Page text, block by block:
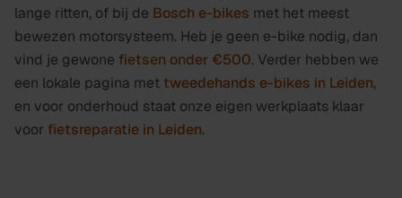
lange ritten, of bij de Bosch e-bikes met het meest
bewezen motorsysteem. Heb je geen e-bike nodig, dan
vind je gewone fietsen onder €500. Verder hebben we
een lokale pagina met tweedehands e-bikes in Leiden,
en voor onderhoud staat onze eigen werkplaats klaar
voor fietsreparatie in Leiden.